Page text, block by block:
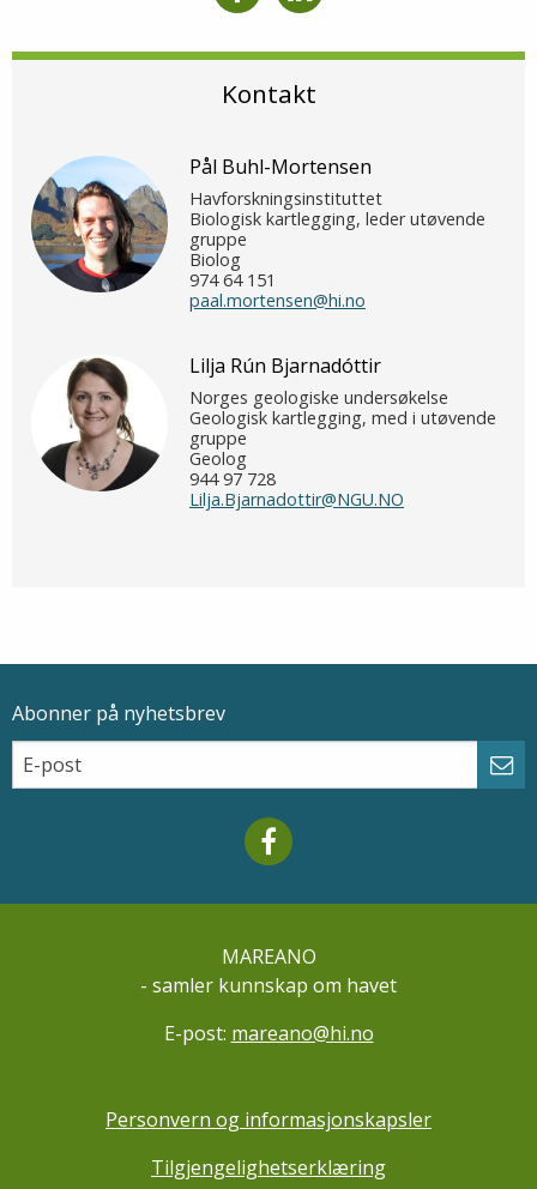
Kontakt
Pål Buhl-Mortensen
Havforskningsinstituttet
Biologisk kartlegging, leder utøvende
gruppe
Biolog
974 64 151
paal.mortensen@hi.no
Lilja Rún Bjarnadóttir
Norges geologiske undersøkelse
Geologisk kartlegging, med i utøvende
gruppe
Geolog
944 97 728
Lilja.Bjarnadottir@NGU.NO
Epostadresse
Abonner på nyhetsbrev
Email
Mareano facebook
MAREANO
- samler kunnskap om havet
E-post: mareano@hi.no
Personvern og informasjonskapsler
Tilgjengelighetserklæring